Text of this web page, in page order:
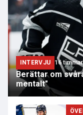
INTERVJU 16
Berättar om
mentalt"